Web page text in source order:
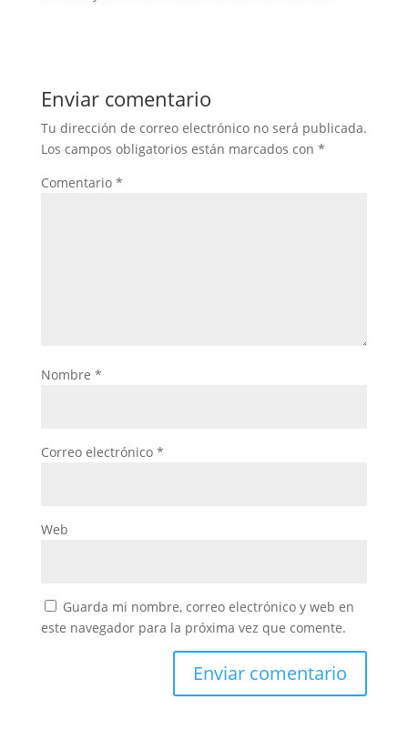
Enviar comentario
Tu dirección de correo electrónico no será publicada.
Los campos obligatorios están marcados con *
Comentario *
Nombre *
Correo electrónico *
Web
Guarda mi nombre, correo electrónico y web en
este navegador para la próxima vez que comente.